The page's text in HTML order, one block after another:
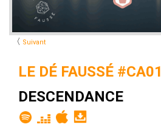
〈 Suivant
LE DÉ FAUSSÉ #CA01
DESCENDANCE